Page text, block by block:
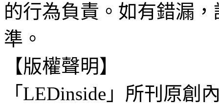
的行為負責。如有錯漏
準。
【版權聲明】
「LEDinside」所刊原創